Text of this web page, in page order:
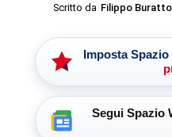
Scritto da Filippo Buratto
Imposta
Segui Spazio